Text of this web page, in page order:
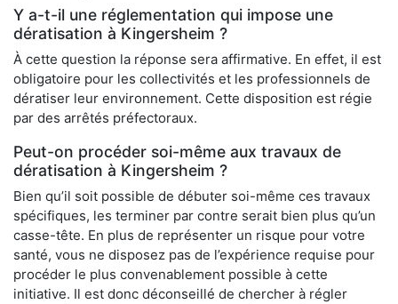
Y a-t-il une réglementation qui impose une
dératisation à Kingersheim ?
À cette question la réponse sera affirmative. En effet, il est
obligatoire pour les collectivités et les professionnels de
dératiser leur environnement. Cette disposition est régie
par des arrêtés préfectoraux.
Peut-on procéder soi-même aux travaux de
dératisation à Kingersheim ?
Bien qu’il soit possible de débuter soi-même ces travaux
spécifiques, les terminer par contre serait bien plus qu’un
casse-tête. En plus de représenter un risque pour votre
santé, vous ne disposez pas de l’expérience requise pour
procéder le plus convenablement possible à cette
initiative. Il est donc déconseillé de chercher à régler